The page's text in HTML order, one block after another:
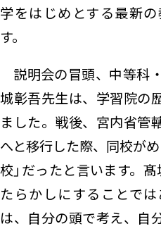
学をはじめとする最新
す。
説明会の冒頭、中等科
城彰吾先生は、学習院の
ました。戦後、宮内省管
へと移行した際、同校が
校」だったと言います。
たらかしにすることで
は、自分の頭で考え、自